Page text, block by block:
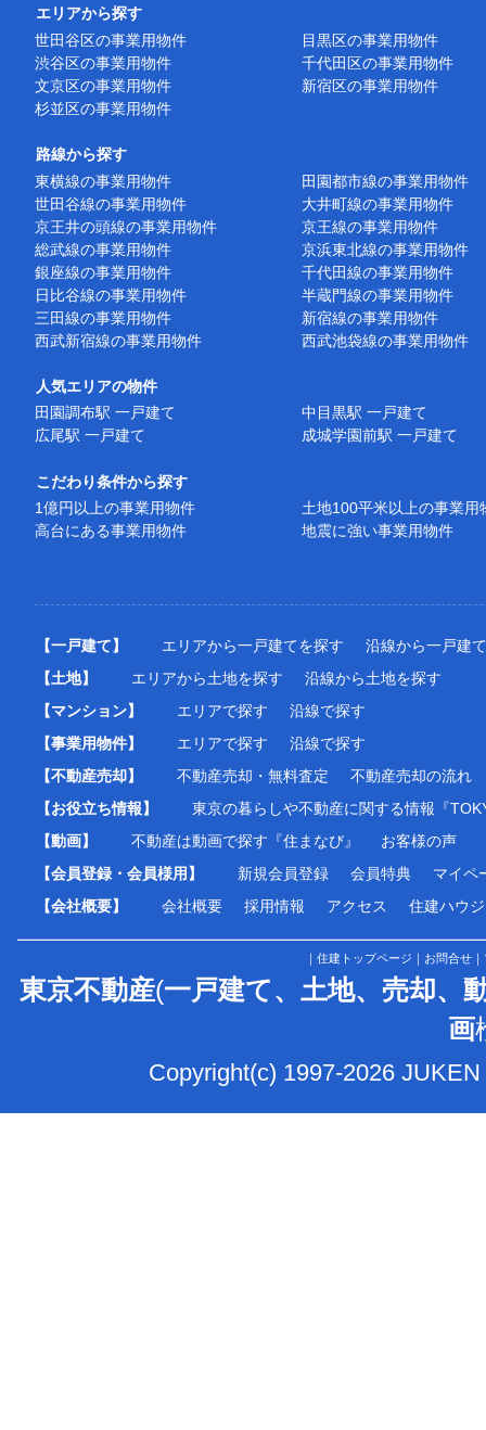
エリアから探す
世田谷区の事業用物件
目黒区の事業用物件
渋谷区の事業用物件
千代田区の事業用物件
文京区の事業用物件
新宿区の事業用物件
杉並区の事業用物件
路線から探す
東横線の事業用物件
田園都市線の事業用物件
世田谷線の事業用物件
大井町線の事業用物件
京王井の頭線の事業用物件
京王線の事業用物件
総武線の事業用物件
京浜東北線の事業用物件
銀座線の事業用物件
千代田線の事業用物件
日比谷線の事業用物件
半蔵門線の事業用物件
三田線の事業用物件
新宿線の事業用物件
西武新宿線の事業用物件
西武池袋線の事業用物件
人気エリアの物件
田園調布駅 一戸建て
中目黒駅 一戸建て
広尾駅 一戸建て
成城学園前駅 一戸建て
こだわり条件から探す
1億円以上の事業用物件
土地100平米以上の事業用
高台にある事業用物件
地震に強い事業用物件
【一戸建て】 エリアから一戸建てを探す
沿線から一戸建
【土地】
エリアから土地を探す
沿線から土地を探す
【マンション】
エリアで探す
沿線で探す
【事業用物件】
エリアで探す
沿線で探す
【不動産売却】
不動産売却・無料査定
不動産売却の流れ
【お役立ち情報】
東京の暮らしや不動産に関する情報『
【動画】
不動産は動画で探す『住まなび』
お客様の声
【会員登録・会員様用】
新規会員登録 会員特典
マイペ
【会社概要】
会社概要 採用情報 アクセス 住建ハウ
住建トップページ お問合せ
東京不動産(一戸建て、土地、売却、
画
Copyright(c) 1997-2026